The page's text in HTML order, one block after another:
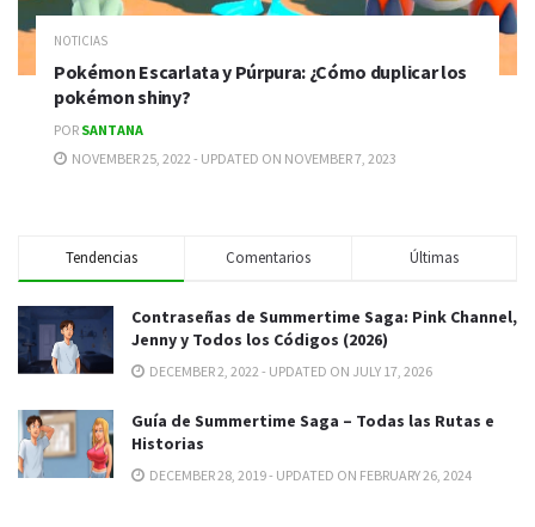
NOTICIAS
Pokémon Escarlata y Púrpura: ¿Cómo duplicar los
pokémon shiny?
POR SANTANA
NOVEMBER 25, 2022 - UPDATED ON NOVEMBER 7, 2023
Tendencias Comentarios Últimas
Contraseñas de Summertime Saga: Pink Channel,
Jenny y Todos los Códigos (2026)
DECEMBER 2, 2022 - UPDATED ON JULY 17, 2026
Guía de Summertime Saga – Todas las Rutas e
Historias
DECEMBER 28, 2019 - UPDATED ON FEBRUARY 26, 2024